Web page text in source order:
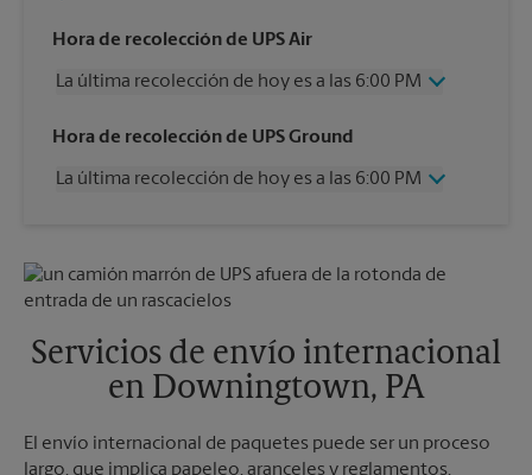
Hora de recolección de UPS Air
La última recolección de hoy es a las 6:00 PM
Miércoles
6:00 PM
Viernes
6:00 PM
Lunes
6:00 PM
Martes
6:00 PM
Hora de recolección de UPS Ground
La última recolección de hoy es a las 6:00 PM
Viernes
6:00 PM
Sábado
Sin Recolección
Domingo
Sin Recolección
Lunes
6:00 PM
Martes
6:00 PM
Servicios de envío internacional
en Downingtown, PA
El envío internacional de paquetes puede ser un proceso
largo, que implica papeleo, aranceles y reglamentos.